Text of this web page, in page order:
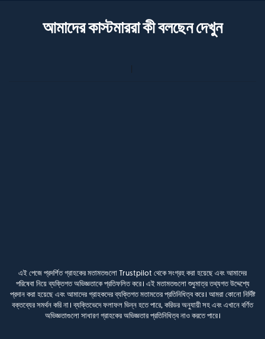
আমাদের কাস্টমাররা কী বলছেন দেখুন
এই পেজে প্রদর্শিত গ্রাহকের মতামতগুলো Trustpilot থেকে সংগ্রহ করা হয়েছে এবং আমাদের
পরিষেবা নিয়ে ব্যক্তিগত অভিজ্ঞতাকে প্রতিফলিত করে। এই মতামতগুলো শুধুমাত্র তথ্যগত উদ্দেশ্যে
প্রদান করা হয়েছে এবং আমাদের গ্রাহকদের ব্যক্তিগত মতামতের প্রতিনিধিত্ব করে। আমরা কোনো নির্দিষ্ট
বক্তব্যের সমর্থন করি না। ব্যক্তিভেদে ফলাফল ভিন্ন হতে পারে, করিডর অনুযায়ী সহ এবং এখানে বর্ণিত
অভিজ্ঞতাগুলো সাধারণ গ্রাহকের অভিজ্ঞতার প্রতিনিধিত্ব নাও করতে পারে।